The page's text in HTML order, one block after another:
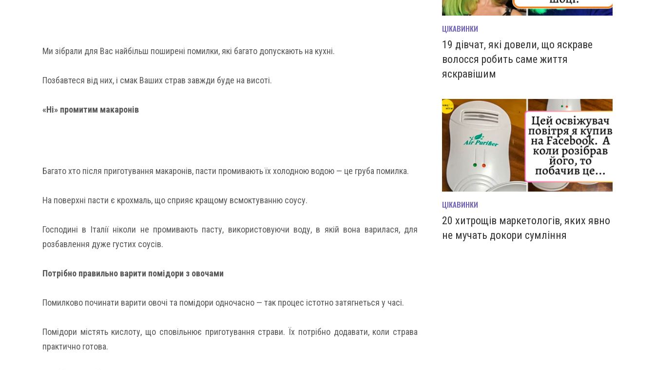
Ми зібрали для Вас найбільш поширені помилки, які багато допускають на кухні.
Позбавтеся від них, і смак Ваших страв завжди буде на висоті.
«Ні» промитим макаронів
Багато хто після приготування макаронів, пасти промивають їх холодною водою — це груба помилка.
На поверхні пасти є крохмаль, що сприяє кращому всмоктуванню соусу.
Господині в Італії ніколи не промивають пасту, використовуючи воду, в якій вона варилася, для
розбавлення дуже густих соусів.
Потрібно правильно варити помідори з овочами
Помилково починати варити овочі та помідори одночасно — так процес істотно затягнеться у часі.
Помідори містять кислоту, що сповільнює приготування страви. Їх потрібно додавати, коли страва
практично готова.
ЦІКАВИНКИ
19 дівчат, які довели, що яскраве
волосся робить саме життя
яскравішим
ЦІКАВИНКИ
20 хитрощів маркетологів, яких явно
не мучать докори сумління